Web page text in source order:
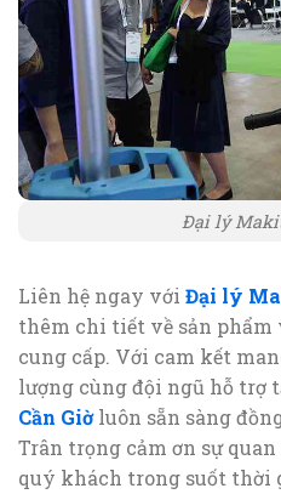
Đại lý
Liên hệ ngay với Đại lý
thêm chi tiết về sản phẩm
cung cấp. Với cam kết
lượng cùng đội ngũ hỗ trợ
Cần Giờluôn sẵn sàng
Trân trọng cảm ơn sự
quý khách trong suốt thời